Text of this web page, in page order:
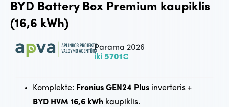
BYD Battery Box Premium kaupiklis
(16,6 kWh)
Parama 2026
iki 5701€
Komplekte: Fronius GEN24 Plus inverteris +
BYD HVM 16,6 kWh kaupiklis.